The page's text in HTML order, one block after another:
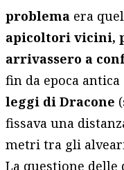
problema era
apicoltori vicini,
arrivassero a
fin da epoca
leggi di Dracone
fissava una
metri tra gli
La questione delle